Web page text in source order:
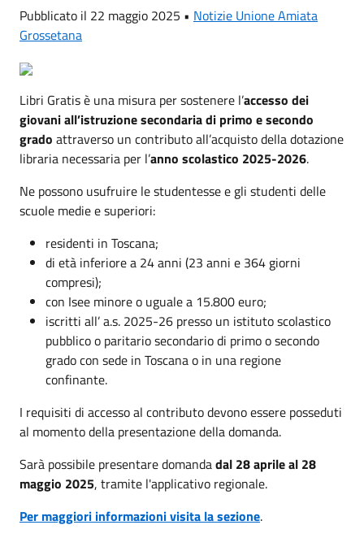
Pubblicato il 22 maggio 2025 • Notizie Unione Amiata
Grossetana
Libri Gratis è una misura per sostenere l’accesso dei
giovani all’istruzione secondaria di primo e secondo
grado attraverso un contributo all’acquisto della dotazione
libraria necessaria per l’anno scolastico 2025-2026.
Ne possono usufruire le studentesse e gli studenti delle
scuole medie e superiori:
residenti in Toscana;
di età inferiore a 24 anni (23 anni e 364 giorni
compresi);
con Isee minore o uguale a 15.800 euro;
iscritti all’ a.s. 2025-26 presso un istituto scolastico
pubblico o paritario secondario di primo o secondo
grado con sede in Toscana o in una regione
confinante.
I requisiti di accesso al contributo devono essere posseduti
al momento della presentazione della domanda.
Sarà possibile presentare domandadal 28 aprile al 28
maggio 2025, tramite l'applicativo regionale.
Per maggiori informazioni visita la sezione.